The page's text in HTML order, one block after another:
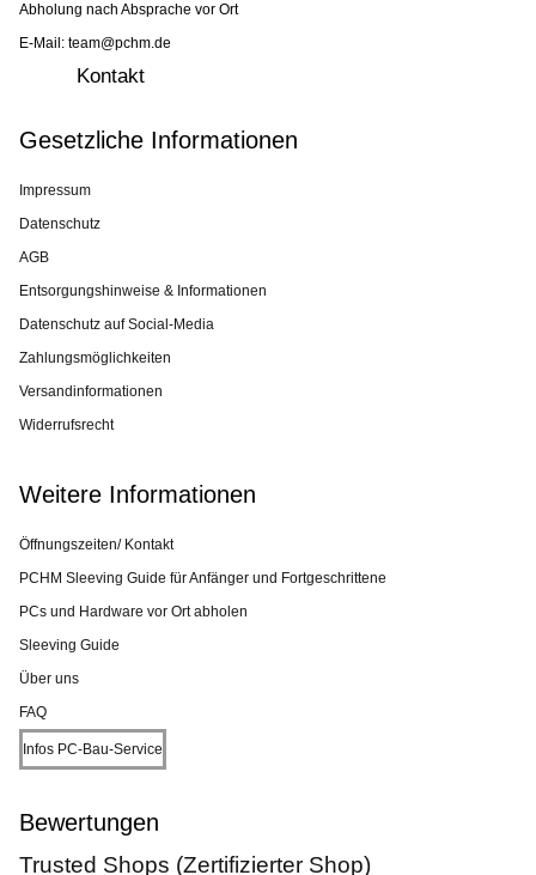
Abholung nach Absprache vor Ort
E-Mail: team@pchm.de
Kontakt
Gesetzliche Informationen
Impressum
Datenschutz
AGB
Entsorgungshinweise & Informationen
Datenschutz auf Social-Media
Zahlungsmöglichkeiten
Versandinformationen
Widerrufsrecht
Weitere Informationen
Öffnungszeiten/ Kontakt
PCHM Sleeving Guide für Anfänger und Fortgeschrittene
PCs und Hardware vor Ort abholen
Sleeving Guide
Über uns
FAQ
Infos PC-Bau-Service
Bewertungen
Trusted Shops (Zertifizierter Shop)